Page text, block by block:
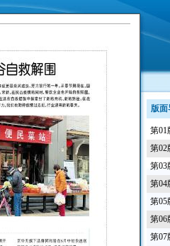
版面
第01
第02
第03
第04
第05
第06
第07